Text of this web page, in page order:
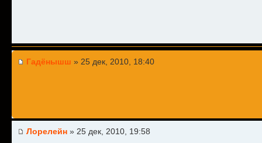
Гадёнышш » 25 дек, 2010, 18:40
Лорелейн » 25 дек, 2010, 19:58